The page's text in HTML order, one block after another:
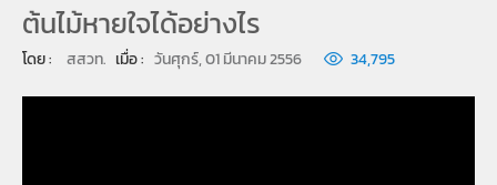
ต้นไม้หายใจได้อย่างไร
โดย : สสวท. เมื่อ : วันศุกร์, 01 มีนาคม 2556 34,795